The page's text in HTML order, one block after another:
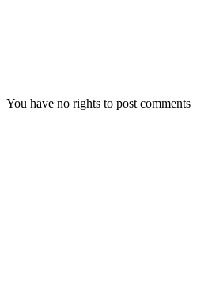
You have no rights to post comments